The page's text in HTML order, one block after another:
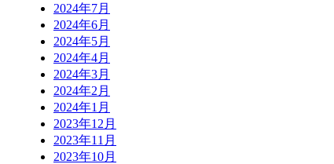
2024年7月
2024年6月
2024年5月
2024年4月
2024年3月
2024年2月
2024年1月
2023年12月
2023年11月
2023年10月